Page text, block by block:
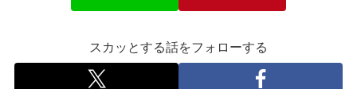
スカッとする話をフォローする